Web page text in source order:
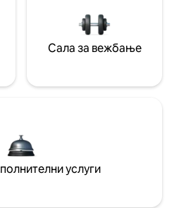
Сала за вежбање
услуги